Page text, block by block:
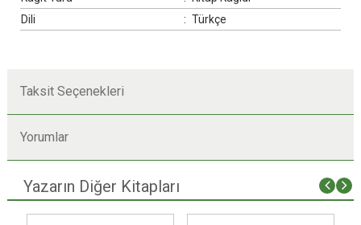
Dili
: Türkçe
Taksit Seçenekleri
Yorumlar
Yazarın Diğer Kitapları